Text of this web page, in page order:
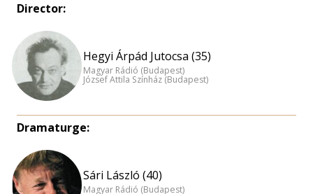
Director:
Hegyi Árpád Jutocsa (35)
Magyar Rádió (Budapest)
József Attila Színház (Budapest)
Dramaturge:
Sári László (40)
Magyar Rádió (Budapest)